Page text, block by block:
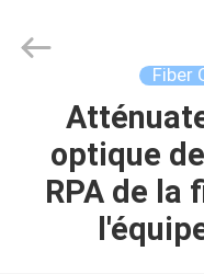
MAISON
PRODUITS
Electronics&Communication
Fiber
optique
RPA de la